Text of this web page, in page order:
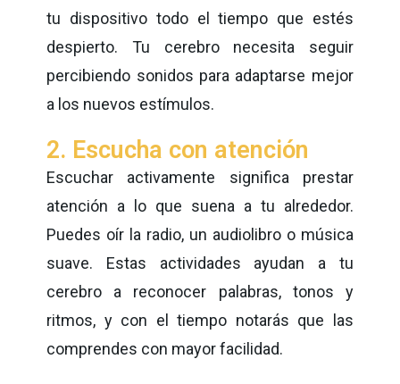
tu dispositivo todo el tiempo que estés
despierto. Tu cerebro necesita seguir
percibiendo sonidos para adaptarse mejor
a los nuevos estímulos.
2. Escucha con atención
Escuchar activamente significa prestar
atención a lo que suena a tu alrededor.
Puedes oír la radio, un audiolibro o música
suave. Estas actividades ayudan a tu
cerebro a reconocer palabras, tonos y
ritmos, y con el tiempo notarás que las
comprendes con mayor facilidad.